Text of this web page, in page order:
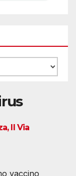
Il Via
vaccino